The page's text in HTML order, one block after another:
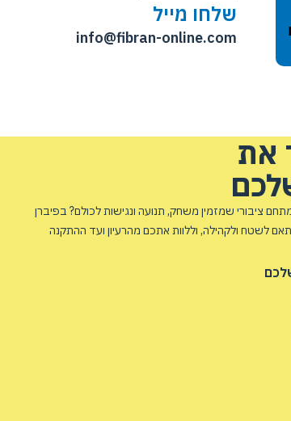
שלחו מייל
info@fibran-online.com
את
ציבורי שמזמין משחק, תנועה ונגישות לכולם? בפיברן
לשטח ולקהילה, וללוות אתכם מהרעיון ועד ההתקנה